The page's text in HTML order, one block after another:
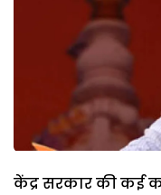
केंद्र सरकार की कई